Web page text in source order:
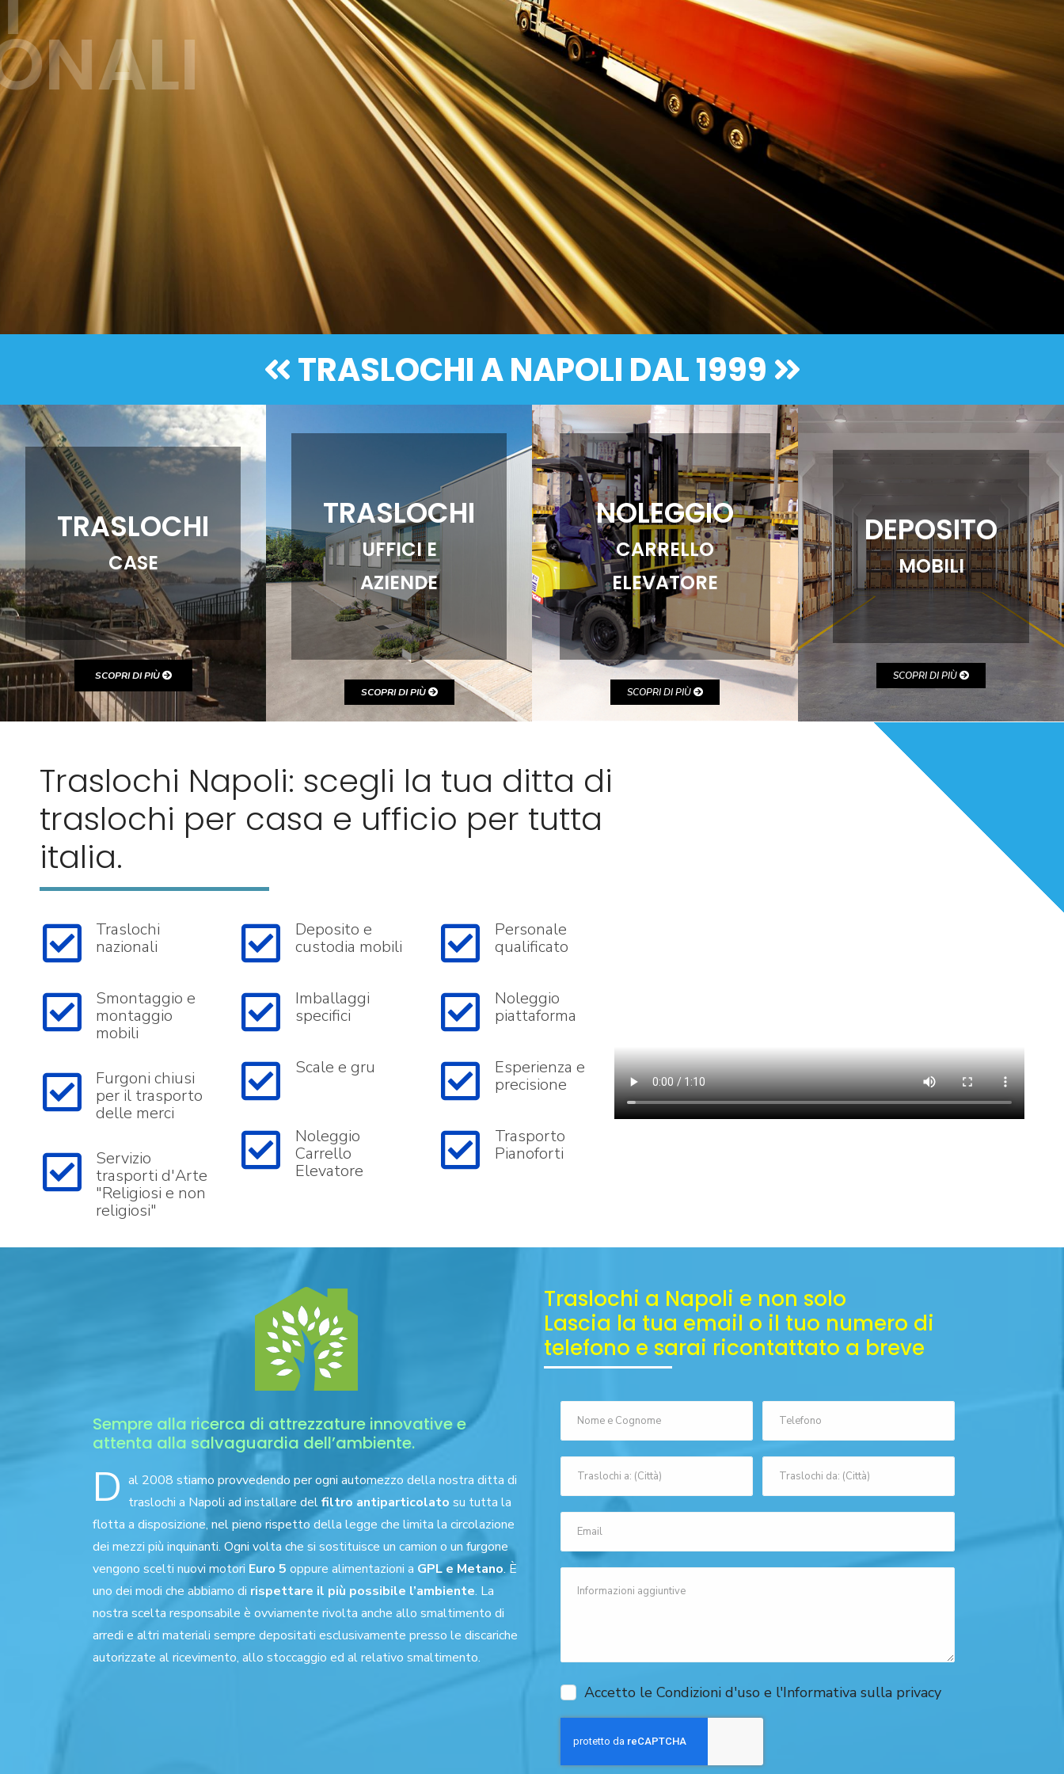
INTERNAZIONALI
TRASLOCHI A NAPOLI DAL 1999
TRASLOCHI
CASE
SCOPRI DI PIÙ
TRASLOCHI
UFFICI E
AZIENDE
SCOPRI DI PIÙ
NOLEGGIO
CARRELLO
ELEVATORE
SCOPRI DI PIÙ
DEPOSITO
MOBILI
SCOPRI DI PIÙ
Traslochi Napoli: scegli la tua ditta di
traslochi per casa e ufficio per tutta
italia.
Traslochi
nazionali
Smontaggio e
montaggio
mobili
Furgoni chiusi
per il trasporto
delle merci
Servizio
trasporti d'Arte
"Religiosi e non
religiosi"
Deposito e
custodia mobili
Imballaggi
specifici
Scale e gru
Noleggio
Carrello
Elevatore
Personale
qualificato
Noleggio
piattaforma
Esperienza e
precisione
Trasporto
Pianoforti
Sempre alla ricerca di attrezzature innovative e
attenta alla salvaguardia dell’ambiente.
D al 2008 stiamo provvedendo per ogni automezzo della nostra ditta di
traslochi a Napoli ad installare delfiltro antiparticolato su tutta la
flotta a disposizione, nel pieno rispetto della legge che limita la circolazione
dei mezzi più inquinanti. Ogni volta che si sostituisce un camion o un furgone
vengono scelti nuovi motori Euro 5 oppure alimentazioni a GPL e Metano. È
uno dei modi che abbiamo di rispettare il più possibile l’ambiente. La
nostra scelta responsabile è ovviamente rivolta anche allo smaltimento di
arredi e altri materiali sempre depositati esclusivamente presso le discariche
autorizzate al ricevimento, allo stoccaggio ed al relativo smaltimento.
Traslochi a Napoli e non solo
Lascia la tua email o il tuo numero di
telefono e sarai ricontattato a breve
Accetto le Condizioni d'uso e l'Informativa sulla privacy